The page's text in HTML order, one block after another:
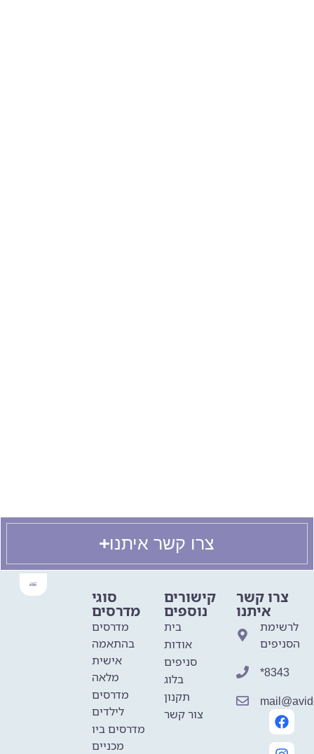
צרו קשר איתנו
סוגי
מדרסים
מדרסים
בהתאמה
אישית
מלאה
מדרסים
לילדים
מדרסים ביו
מכניים
קישורים
נוספים
בית
אודות
סניפים
בלוג
תקנון
צור קשר
צרו קשר
איתנו
לרשימת
הסניפים
*8343